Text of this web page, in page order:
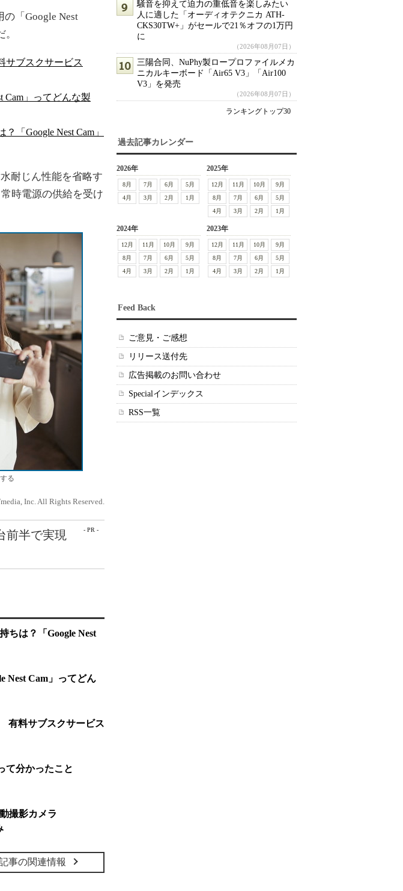
「Google Nest
サブスクサービス
Cam」ってどんな製
Google Nest Cam」
耐じん性能を省略す
時電源の供給を受け
る
Inc. All Rights Reserved.
- PR -
前半で実現
は？「Google Nest
Nest Cam」ってどん
有料サブスクサービス
て分かったこと
撮影カメラ
事の関連情報
騒音を抑えて迫力の重低音を楽しみたい
人に適した「オーディオテクニカ ATH-
CKS30TW+」がセールで21％オフの1万円
に
（2026年08月07日）
三陽合同、NuPhy製ロープロファイルメカ
ニカルキーボード「Air65 V3」「Air100
V3」を発売
（2026年08月07日）
ランキングトップ30
過去記事カレンダー
2026年
8月 7月 6月
5月
4月
3月 2月 1月
2025年
12月 11月 10月
9月
8月
7月 6月
5月
4月
3月 2月 1月
2024年
12月 11月 10月
9月
8月
7月 6月
5月
4月
3月 2月 1月
2023年
12月 11月 10月
9月
8月
7月 6月
5月
4月
3月 2月 1月
Feed Back
ご意見・ご感想
リリース送付先
広告掲載のお問い合わせ
Specialインデックス
RSS一覧